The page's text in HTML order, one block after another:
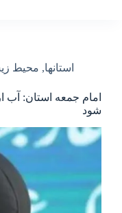
استانها, محیط
امام جمعه استان: آب
شود